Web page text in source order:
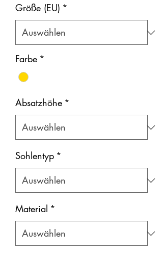
Größe (EU) *
Farbe *
Absatzhöhe *
Sohlentyp *
Material *